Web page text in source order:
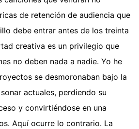
de retención de audiencia que
debe entrar antes de los treinta
creativa es un privilegio que
no deben nada a nadie. Yo he
se desmoronaban bajo la
actuales, perdiendo su
y convirtiéndose en una
Aquí ocurre lo contrario. La